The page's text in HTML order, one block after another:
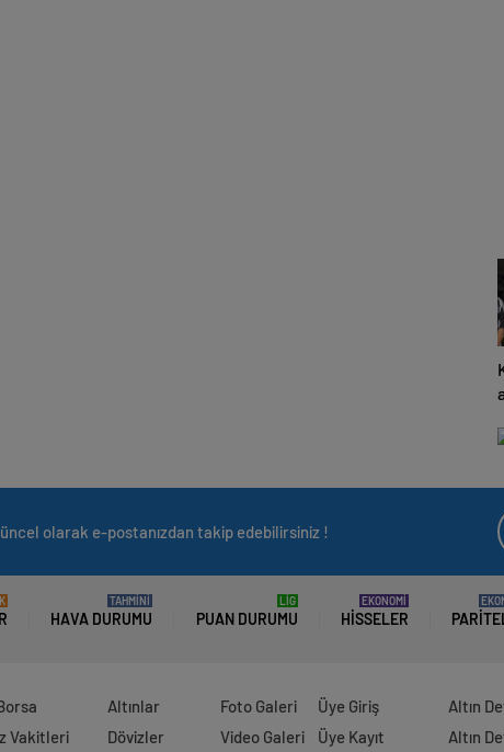
olarak e-postanızdan takip edebilirsiniz !
HAVA DURUMU
TAHMİNİ
PUAN DURUMU
LİG
HISSELER
EKONOMİ
Vakitleri
Altınlar
Dövizler
Foto Galeri
Video Galeri
Üye Giriş
Üye Kayıt
Altın
Altın